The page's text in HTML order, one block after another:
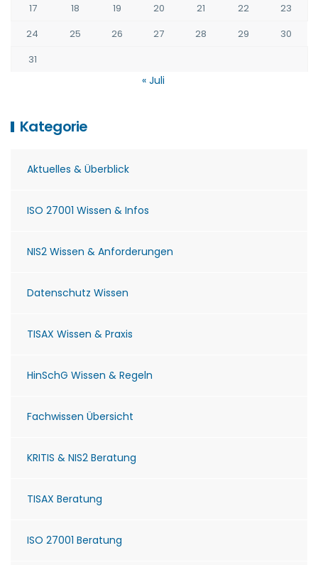
17
18 19 20 21 22
23
24
25 26 27 28 29
30
31
« Juli
Kategorie
Aktuelles & Überblick
ISO 27001 Wissen & Infos
NIS2 Wissen & Anforderungen
Datenschutz Wissen
TISAX Wissen & Praxis
HinSchG Wissen & Regeln
Fachwissen Übersicht
KRITIS & NIS2 Beratung
TISAX Beratung
ISO 27001 Beratung